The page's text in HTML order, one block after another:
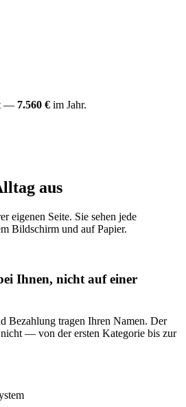
— 7.560 € im Jahr.
aus
eigenen Seite. Sie sehen jede
Bildschirm und auf Papier.
Ihnen, nicht auf einer
Bezahlung tragen Ihren Namen. Der
— von der ersten Kategorie bis zur